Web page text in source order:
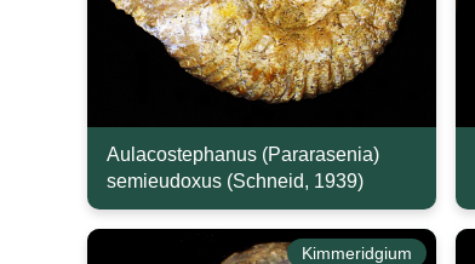
Aulacostephanus (Pararasenia)
semieudoxus (Schneid, 1939)
Kimmeridgium